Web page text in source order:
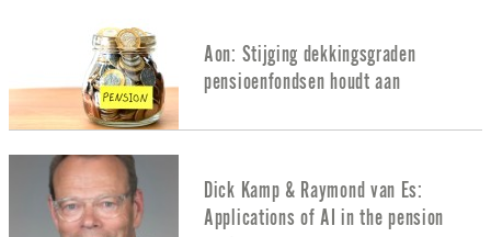
Aon: Stijging dekkingsgraden
pensioenfondsen houdt aan
Dick Kamp & Raymond van Es:
Applications of AI in the pension